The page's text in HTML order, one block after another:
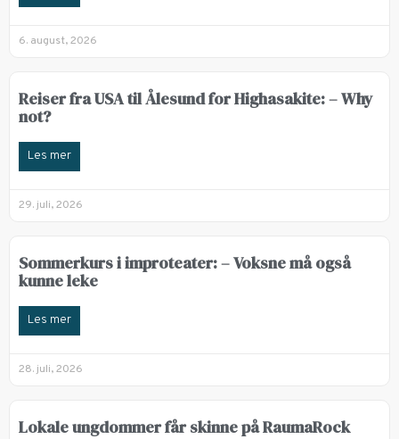
6. august, 2026
Reiser fra USA til Ålesund for Highasakite: – Why
not?
Les mer
29. juli, 2026
Sommerkurs i improteater: – Voksne må også
kunne leke
Les mer
28. juli, 2026
Lokale ungdommer får skinne på RaumaRock